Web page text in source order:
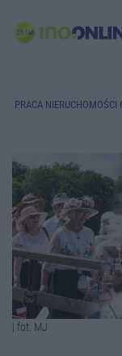
PRACA NIERUCHOMOŚCI
| fot. MJ